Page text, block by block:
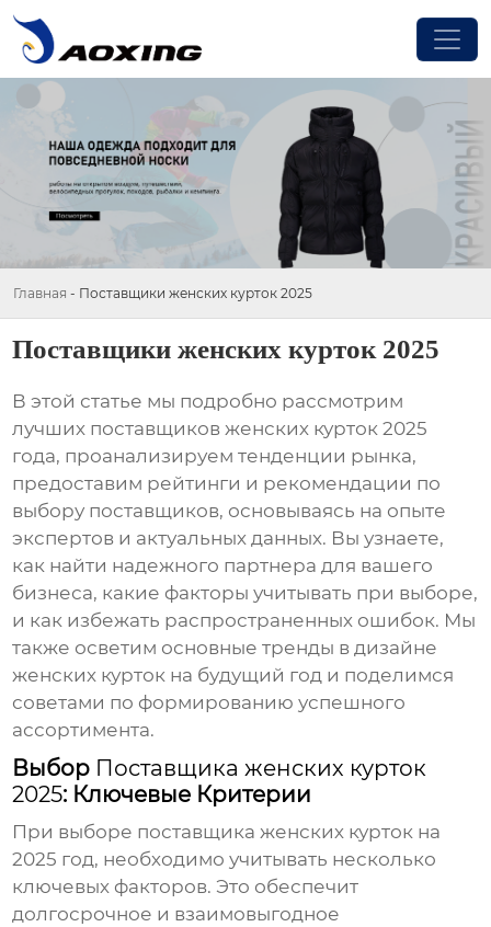
Главная - Поставщики женских курток 2025
Поставщики женских курток 2025
В этой статье мы подробно рассмотрим
лучших поставщиков женских курток 2025
года, проанализируем тенденции рынка,
предоставим рейтинги и рекомендации по
выбору поставщиков, основываясь на опыте
экспертов и актуальных данных. Вы узнаете,
как найти надежного партнера для вашего
бизнеса, какие факторы учитывать при выборе,
и как избежать распространенных ошибок. Мы
также осветим основные тренды в дизайне
женских курток на будущий год и поделимся
советами по формированию успешного
ассортимента.
Выбор Поставщика женских курток
2025: Ключевые Критерии
При выборе поставщика женских курток на
2025 год, необходимо учитывать несколько
ключевых факторов. Это обеспечит
долгосрочное и взаимовыгодное